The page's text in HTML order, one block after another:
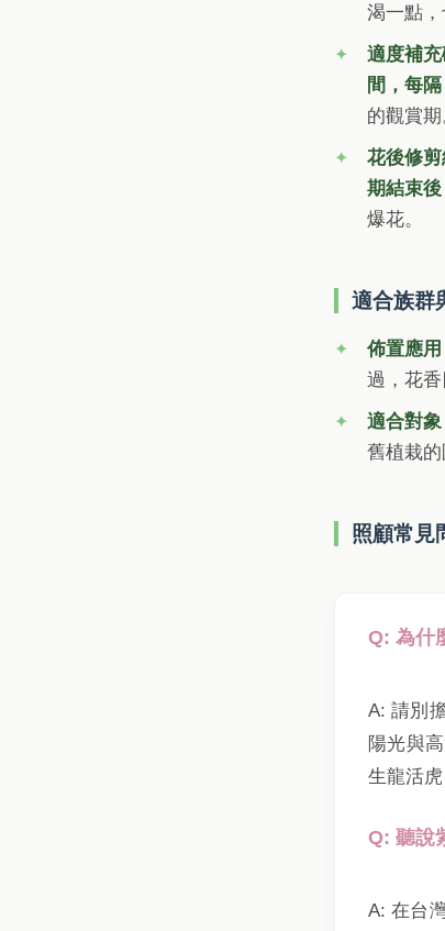
渴一點，
適度補
間，每
的觀賞期
花後修
期結束
爆花。
適合族群
佈置應
過，花香
適合對
舊植栽的
照顧常見
Q: 為什
A: 請別
陽光與
生龍活
Q: 聽說
A: 在台